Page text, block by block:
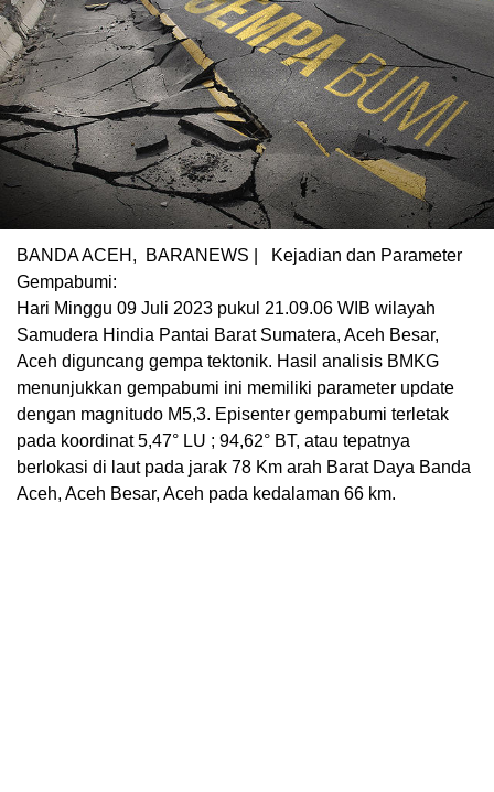
BANDA ACEH, BARANEWS | Kejadian dan Parameter
Gempabumi:
Hari Minggu 09 Juli 2023 pukul 21.09.06 WIB wilayah
Samudera Hindia Pantai Barat Sumatera, Aceh Besar,
Aceh diguncang gempa tektonik. Hasil analisis BMKG
menunjukkan gempabumi ini memiliki parameter update
dengan magnitudo M5,3. Episenter gempabumi terletak
pada koordinat 5,47° LU ; 94,62° BT, atau tepatnya
berlokasi di laut pada jarak 78 Km arah Barat Daya Banda
Aceh, Aceh Besar, Aceh pada kedalaman 66 km.